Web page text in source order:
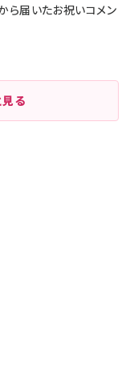
ら届いたお祝いコメン
見る